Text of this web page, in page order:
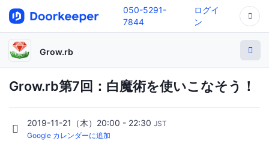
050-5291-
7844
ログイ
ン
Grow.rb
Grow.rb第7回：白魔術を使いこなそう！
2019-11-21（木）20:00 - 22:30 JST
Google カレンダーに追加